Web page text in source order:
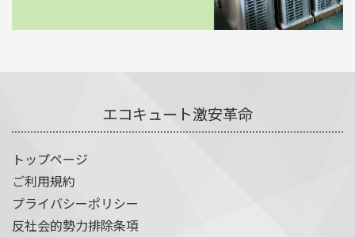
エコキュート激安革命
トップページ
ご利用規約
プライバシーポリシー
反社会的勢力排除条項